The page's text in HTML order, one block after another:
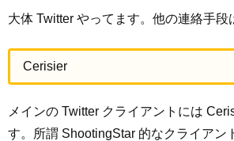
大体 Twitter やってます。他の連絡手段
Cerisier
メインの Twitter クライアントには
す。所謂 ShootingStar 的なクライアン